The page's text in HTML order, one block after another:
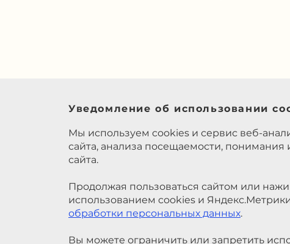
Уведомление об использовании
Мы используем cookies и сервис веб-
сайта, анализа посещаемости,
сайта.
Продолжая пользоваться сайтом или
использованием cookies и
обработки персональных данных.
Вы можете ограничить или запретить